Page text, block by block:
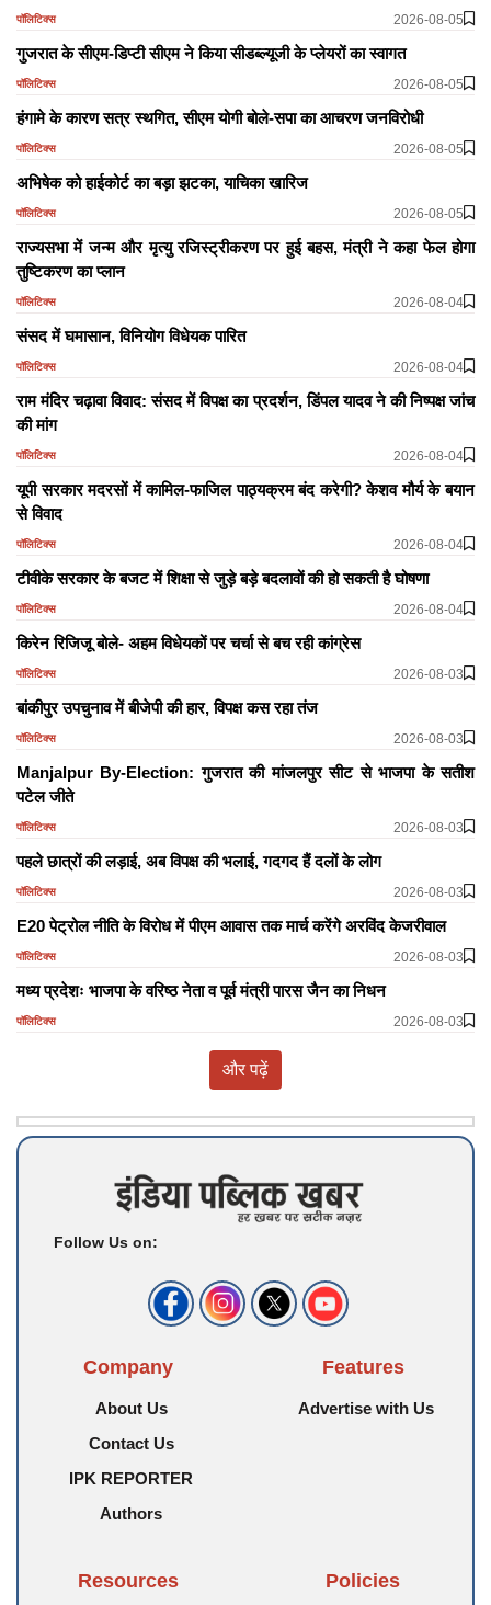
पॉलिटिक्स 2026-08-05
गुजरात के सीएम-डिप्टी सीएम ने किया सीडब्ल्यूजी के प्लेयरों का स्वागत
पॉलिटिक्स 2026-08-05
हंगामे के कारण सत्र स्थगित, सीएम योगी बोले-सपा का आचरण जनविरोधी
पॉलिटिक्स 2026-08-05
अभिषेक को हाईकोर्ट का बड़ा झटका, याचिका खारिज
पॉलिटिक्स 2026-08-05
राज्यसभा में जन्म और मृत्यु रजिस्ट्रीकरण पर हुई बहस, मंत्री ने कहा फेल होगा
तुष्टिकरण का प्लान
पॉलिटिक्स 2026-08-04
​​​​​​​संसद में घमासान, विनियोग विधेयक पारित
पॉलिटिक्स 2026-08-04
राम मंदिर चढ़ावा विवाद: संसद में विपक्ष का प्रदर्शन, डिंपल यादव ने की निष्पक्ष जांच
की मांग
पॉलिटिक्स 2026-08-04
यूपी सरकार मदरसों में कामिल-फाजिल पाठ्यक्रम बंद करेगी? केशव मौर्य के बयान
से विवाद
पॉलिटिक्स 2026-08-04
टीवीके सरकार के बजट में शिक्षा से जुड़े बड़े बदलावों की हो सकती है घोषणा
पॉलिटिक्स 2026-08-04
किरेन रिजिजू बोले- अहम विधेयकों पर चर्चा से बच रही कांग्रेस
पॉलिटिक्स 2026-08-03
बांकीपुर उपचुनाव में बीजेपी की हार, विपक्ष कस रहा तंज
पॉलिटिक्स 2026-08-03
Manjalpur By-Election: गुजरात की मांजलपुर सीट से भाजपा के सतीश
पटेल जीते
पॉलिटिक्स 2026-08-03
पहले छात्रों की लड़ाई, अब विपक्ष की भलाई, गदगद हैं दलों के लोग
पॉलिटिक्स 2026-08-03
E20 पेट्रोल नीति के विरोध में पीएम आवास तक मार्च करेंगे अरविंद केजरीवाल
पॉलिटिक्स 2026-08-03
मध्य प्रदेशः भाजपा के वरिष्ठ नेता व पूर्व मंत्री पारस जैन का निधन
पॉलिटिक्स 2026-08-03
और पढ़ें
Follow Us on:
Company
About Us
Contact Us
IPK REPORTER
Authors
Features
Advertise with Us
Resources Policies